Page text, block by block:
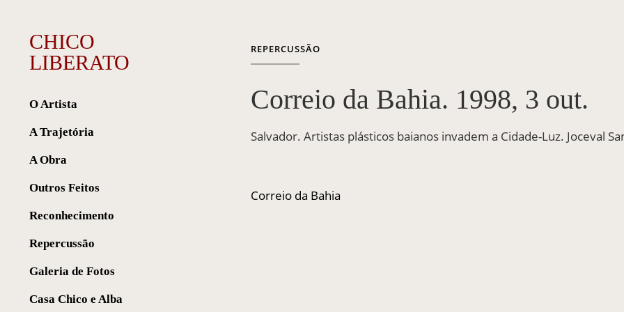
CHICO
LIBERATO
O Artista
A Trajetória
A Obra
Outros Feitos
Reconhecimento
Repercussão
Galeria de Fotos
Casa Chico e Alba
REPERCUSSÃO
Correio da Bahia. 1998, 3 out.
Salvador. Artistas plásticos baianos invadem a Cidade-Luz. Joceval
Correio da Bahia